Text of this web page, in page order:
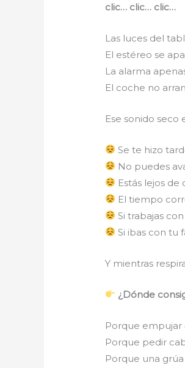
clic… clic… clic…
Las luces del
El estéreo se
La alarma
El coche no
Ese sonido
Se te hizo
No puedes
Estás lejos
El tiempo
Si trabajas
Si ibas con tu
Y mientras
¿Dónde
Porque empujar
Porque pedir
Porque una